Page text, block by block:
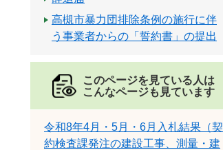
高槻市暴力団排除条例の施行に伴
う事業者からの「誓約書」の提出
このページを見ている人は
こんなページも見ています
令和8年4月・5月・6月入札結果（契
約検査課発注の建設工事、測量・建